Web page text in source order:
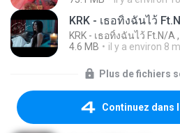
KRK - เธอทิ้งฉันไว้
KRK - เธอทิ้งฉันไว้ Ft.N/A
4.6 MB
il y a environ 8
Plus de fichiers
Continuez dans